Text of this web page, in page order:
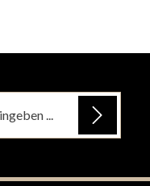
zur